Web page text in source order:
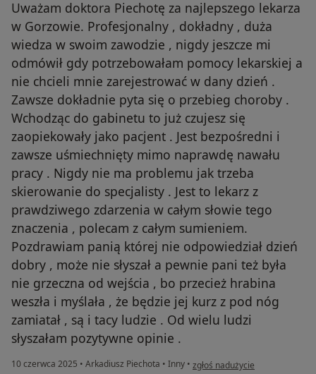
Uważam doktora Piechotę za najlepszego lekarza
w Gorzowie. Profesjonalny , dokładny , duża
wiedza w swoim zawodzie , nigdy jeszcze mi
odmówił gdy potrzebowałam pomocy lekarskiej a
nie chcieli mnie zarejestrować w dany dzień .
Zawsze dokładnie pyta się o przebieg choroby .
Wchodząc do gabinetu to już czujesz się
zaopiekowały jako pacjent . Jest bezpośredni i
zawsze uśmiechnięty mimo naprawdę nawału
pracy . Nigdy nie ma problemu jak trzeba
skierowanie do specjalisty . Jest to lekarz z
prawdziwego zdarzenia w całym słowie tego
znaczenia , polecam z całym sumieniem.
Pozdrawiam panią której nie odpowiedział dzień
dobry , może nie słyszał a pewnie pani też była
nie grzeczna od wejścia , bo przecież hrabina
weszła i myślała , że będzie jej kurz z pod nóg
zamiatał , są i tacy ludzie . Od wielu ludzi
słyszałam pozytywne opinie .
10 czerwca 2025 • Arkadiusz Piechota • Inny • w opinii użytkownika Anna
zgłoś nadużycie